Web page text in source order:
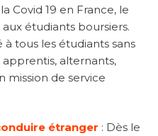
Covid 19 en France, le
étudiants boursiers.
tous les étudiants sans
alternants,
mission de service
étranger : Dès le